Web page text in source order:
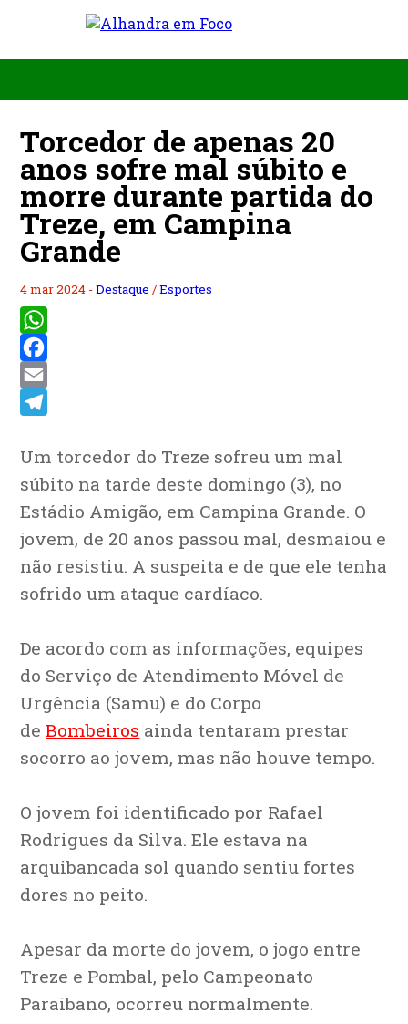
Torcedor de apenas 20
anos sofre mal súbito e
morre durante partida do
Treze, em Campina
Grande
4 mar 2024 -Destaque /Esportes
WhatsApp
Facebook
Email
Um torcedor do Treze sofreu um mal
súbito na tarde deste domingo (3), no
Estádio Amigão, em Campina Grande. O
jovem, de 20 anos passou mal, desmaiou e
não resistiu. A suspeita e de que ele tenha
sofrido um ataque cardíaco.
De acordo com as informações, equipes
do Serviço de Atendimento Móvel de
Urgência (Samu) e do Corpo
deBombeiros ainda tentaram prestar
socorro ao jovem, mas não houve tempo.
O jovem foi identificado por Rafael
Rodrigues da Silva. Ele estava na
arquibancada sol quando sentiu fortes
dores no peito.
Apesar da morte do jovem, o jogo entre
Treze e Pombal, pelo Campeonato
Paraibano, ocorreu normalmente.